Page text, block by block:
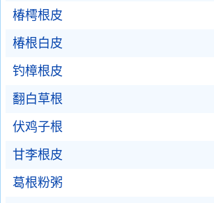
椿樗根皮
椿根白皮
钓樟根皮
翻白草根
伏鸡子根
甘李根皮
葛根粉粥